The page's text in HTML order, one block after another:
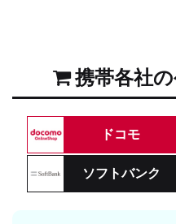
携帯各社
ドコモ
ソフトバンク